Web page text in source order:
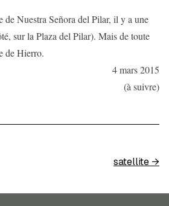
de Nuestra Señora del Pilar, il y a une
sur la Plaza del Pilar). Mais de toute
de Hierro.
4 mars 2015
(à suivre)
satellite →